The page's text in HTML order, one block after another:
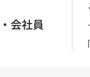
会社員